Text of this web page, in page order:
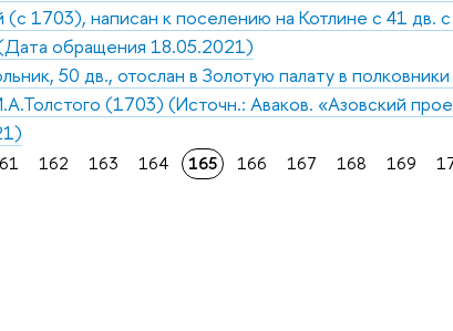
1703), написан к поселению на Котлине с 41 дв.
обращения 18.05.2021)
50 дв., отослан в Золотую палату в
(1703) (Источн.: Аваков. «Азовский
162 163 164 165 166 167 168 169